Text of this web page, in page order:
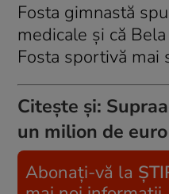
Fosta gimnastă
medicale şi că
Fosta sportivă mai
Citește și:
un milion de
Abonați-vă la